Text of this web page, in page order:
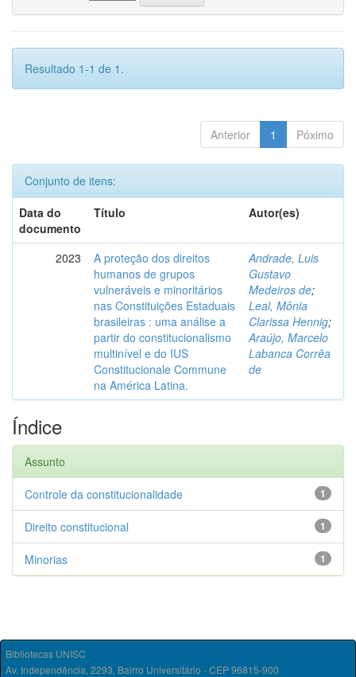
Resultado 1-1 de 1.
Anterior 1 Póximo
Conjunto de itens:
Data do
documento
Título Autor(es)
2023
A proteção dos direitos
humanos de grupos
vulneráveis e minoritários
nas Constituições Estaduais
brasileiras : uma análise a
partir do constitucionalismo
multinível e do IUS
Constitucionale Commune
na América Latina.
Andrade, Luis
Gustavo
Medeiros de;
Leal, Mônia
Clarissa Hennig;
Araújo, Marcelo
Labanca Corrêa
de
Índice
Assunto
1
Controle da constitucionalidade
1
Direito constitucional
1
Minorias
Bibliotecas UNISC
Av. Independência, 2293, Bairro Universitário - CEP 96815-900